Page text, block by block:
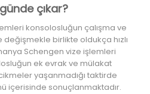
çıkar?
konsolosluğun çalışma ve
birlikte oldukça hızlı
Schengen vize işlemleri
ek evrak ve mülakat
yaşanmadığı taktirde
içerisinde sonuçlanmaktadır.